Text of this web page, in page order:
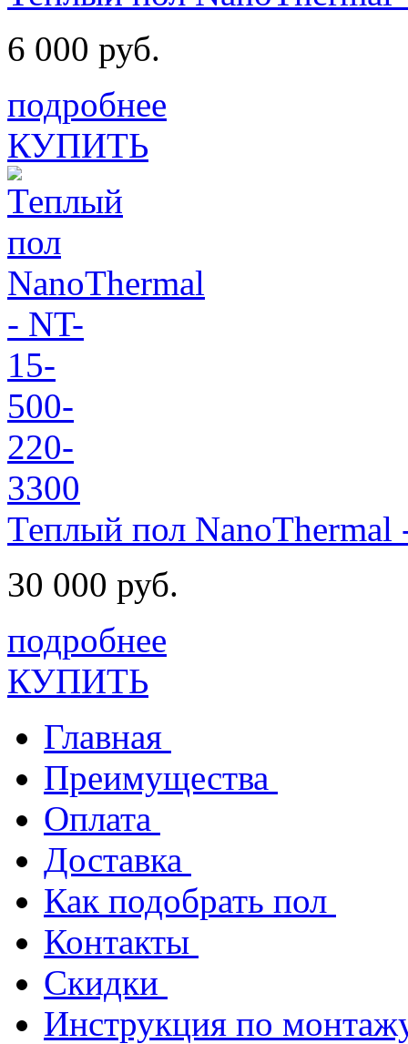
6 000 руб.
подробнее
КУПИТЬ
Теплый пол
30 000 руб.
подробнее
КУПИТЬ
Главная
Преимущества
Оплата
Доставка
Как подобрать пол
Контакты
Скидки
Инструкция по